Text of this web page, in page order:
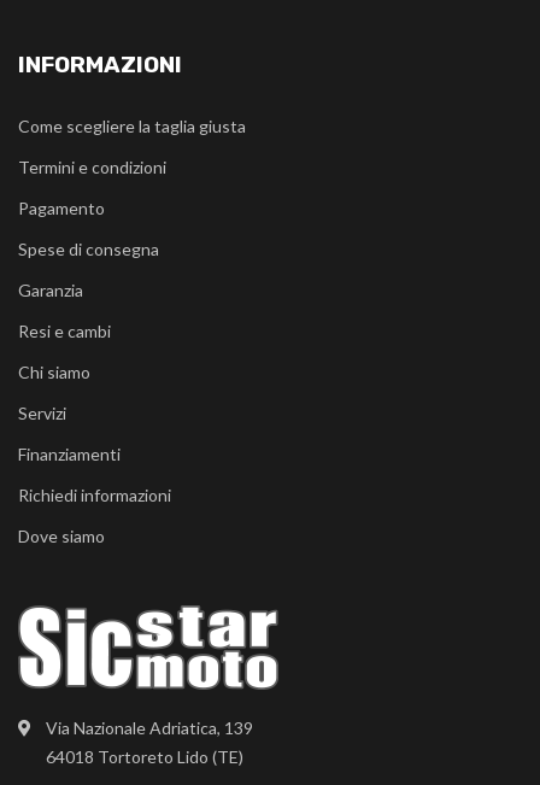
Via Nazionale Adriatica, 139
64018 Tortoreto Lido (TE)
INFORMAZIONI
Come scegliere la taglia giusta
Termini e condizioni
Pagamento
Spese di consegna
Garanzia
Resi e cambi
Chi siamo
Servizi
Finanziamenti
Richiedi informazioni
Dove siamo